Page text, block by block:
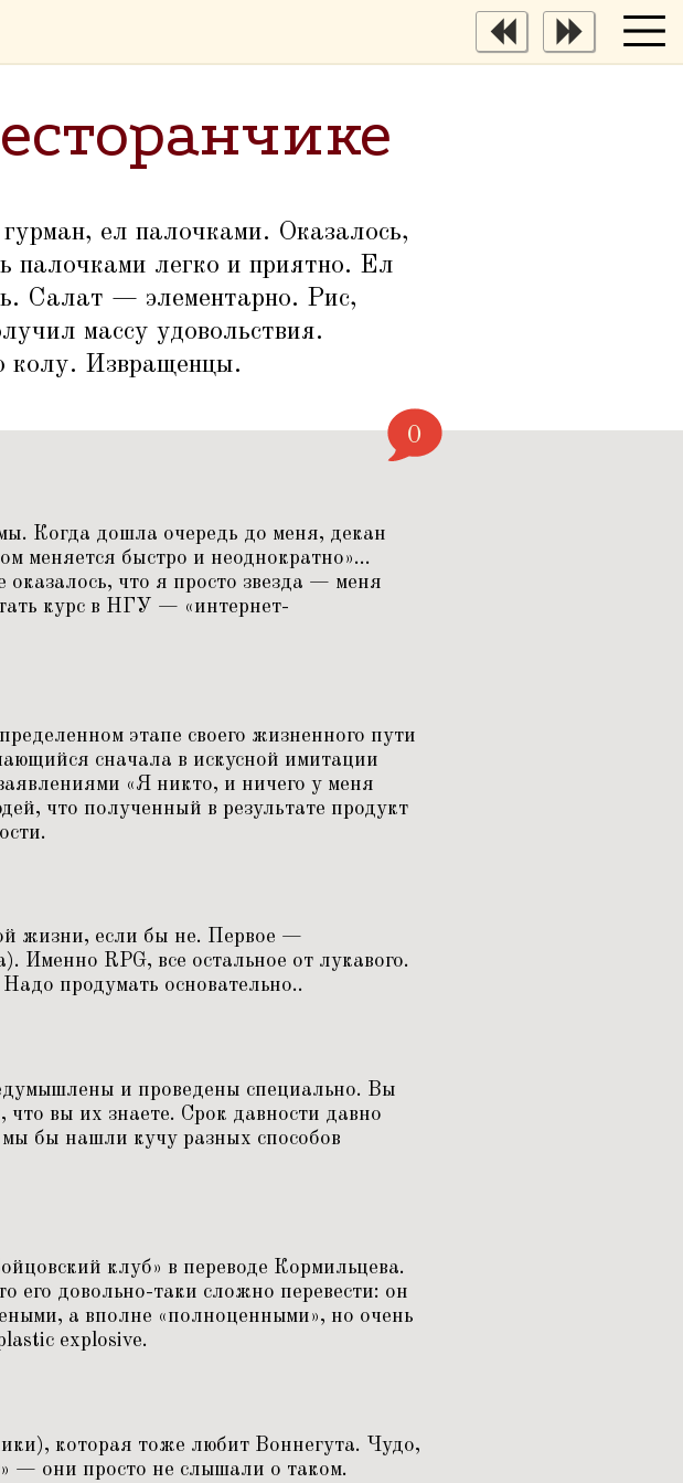
ел палочками. Оказалось,
палочками легко и приятно. Ел
Салат — элементарно. Рис,
массу удовольствия.
колу. Извращенцы.
0
Когда дошла очередь до меня, декан
меняется быстро и неоднократно»...
что я просто звезда — меня
курс в НГУ — «интернет-
этапе своего жизненного пути
сначала в искусной имитации
«Я никто, и ничего у меня
что полученный в результате продукт
жизни, если бы не. Первое —
Именно RPG, все остальное от лукавого.
продумать основательно..
и проведены специально. Вы
вы их знаете. Срок давности давно
бы нашли кучу разных способов
клуб» в переводе Кормильцева.
его довольно-таки сложно перевести: он
а вполне «полноценными», но очень
explosive.
которая тоже любит Воннегута. Чудо,
— они просто не слышали о таком.